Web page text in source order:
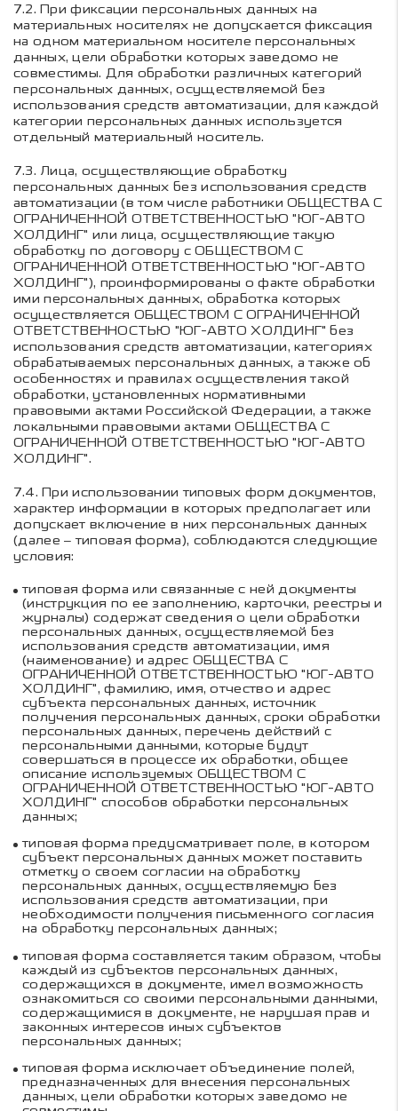
7.2. При фиксации персональных данных на
материальных носителях не допускается фиксация
на одном материальном носителе персональных
данных, цели обработки которых заведомо не
совместимы. Для обработки различных категорий
персональных данных, осуществляемой без
использования средств автоматизации, для каждой
категории персональных данных используется
отдельный материальный носитель.
7.3. Лица, осуществляющие обработку
персональных данных без использования средств
автоматизации (в том числе работникиОБЩЕСТВА С
ОГРАНИЧЕННОЙ ОТВЕТСТВЕННОСТЬЮ "ЮГ-АВТО
ХОЛДИНГ" или лица, осуществляющие такую
обработку по договору сОБЩЕСТВОМ С
ОГРАНИЧЕННОЙ ОТВЕТСТВЕННОСТЬЮ "ЮГ-АВТО
ХОЛДИНГ"), проинформированы о факте обработки
ими персональных данных, обработка которых
осуществляется ОБЩЕСТВОМ С ОГРАНИЧЕННОЙ
ОТВЕТСТВЕННОСТЬЮ "ЮГ-АВТО ХОЛДИНГ" без
использования средств автоматизации, категориях
обрабатываемых персональных данных, а также об
особенностях и правилах осуществления такой
обработки, установленных нормативными
правовыми актами Российской Федерации, а также
локальными правовыми актамиОБЩЕСТВА С
ОГРАНИЧЕННОЙ ОТВЕТСТВЕННОСТЬЮ "ЮГ-АВТО
ХОЛДИНГ".
7.4. При использовании типовых форм документов,
характер информации в которых предполагает или
допускает включение в них персональных данных
(далее – типовая форма), соблюдаются следующие
условия:
типовая форма или связанные с ней документы
(инструкция по ее заполнению, карточки, реестры и
журналы) содержат сведения о цели обработки
персональных данных, осуществляемой без
использования средств автоматизации, имя
(наименование) и адрес ОБЩЕСТВА С
ОГРАНИЧЕННОЙ ОТВЕТСТВЕННОСТЬЮ "ЮГ-АВТО
ХОЛДИНГ", фамилию, имя, отчество и адрес
субъекта персональных данных, источник
получения персональных данных, сроки обработки
персональных данных, перечень действий с
персональными данными, которые будут
совершаться в процессе их обработки, общее
описание используемых ОБЩЕСТВОМ С
ОГРАНИЧЕННОЙ ОТВЕТСТВЕННОСТЬЮ "ЮГ-АВТО
ХОЛДИНГ" способов обработки персональных
данных;
типовая форма предусматривает поле, в котором
субъект персональных данных может поставить
отметку о своем согласии на обработку
персональных данных, осуществляемую без
использования средств автоматизации, при
необходимости получения письменного согласия
на обработку персональных данных;
типовая форма составляется таким образом, чтобы
каждый из субъектов персональных данных,
содержащихся в документе, имел возможность
ознакомиться со своими персональными данными,
содержащимися в документе, не нарушая прав и
законных интересов иных субъектов
персональных данных;
типовая форма исключает объединение полей,
предназначенных для внесения персональных
данных, цели обработки которых заведомо не